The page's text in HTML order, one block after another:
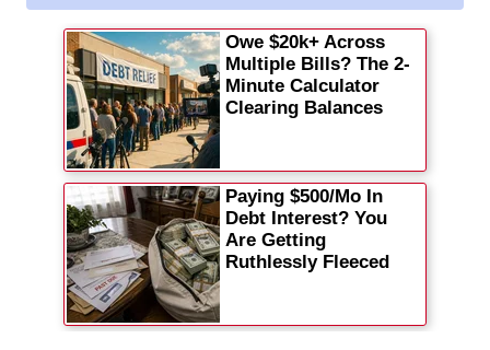
ПОСЛУГИ
Реклама на сайті Фотобанк
Моніторинг